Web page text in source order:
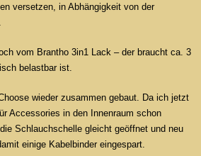
versetzen, in Abhängigkeit von der
vom Brantho 3in1 Lack – der braucht ca. 3
belastbar ist.
wieder zusammen gebaut. Da ich jetzt
Accessories in den Innenraum schon
Schlauchschelle gleicht geöffnet und neu
einige Kabelbinder eingespart.